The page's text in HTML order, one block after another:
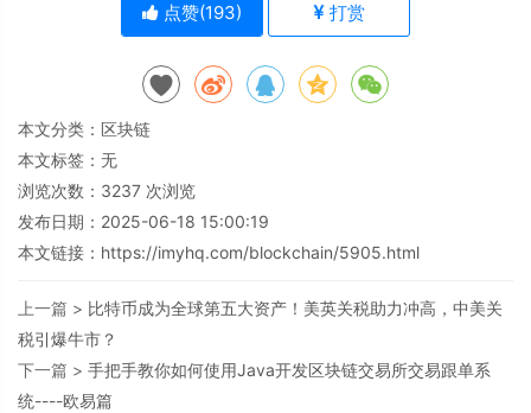
点赞(193) 打赏
本文分类： 区块链
本文标签：无
浏览次数： 3237 次浏览
发布日期：2025-06-18 15:00:19
本文链接： https://imyhq.com/blockchain/5905.html
上一篇 > 比特币成为全球第五大资产！美英关税助力冲高，中美关
税引爆牛市？
下一篇 > 手把手教你如何使用Java开发区块链交易所交易跟单系
统----欧易篇